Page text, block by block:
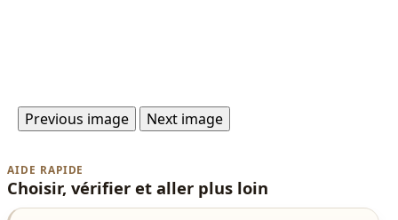
Previous image Next image
AIDE RAPIDE
Choisir, vérifier et aller plus loin